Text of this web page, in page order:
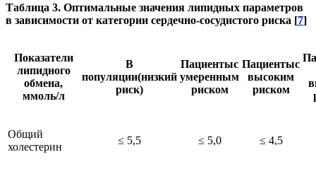
Таблица 3. Оптимальные значения липидных параметров
в зависимости от категории сердечно-сосудистого риска [7]
Показатели
липидного
обмена,
ммоль/л
В
популяции(низкий
риск)
Пациентыс
умеренным
риском
Пациентыс
высоким
риском
Общий
холестерин
≤ 5,5 ≤ 5,0 ≤ 4,5